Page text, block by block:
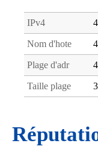
IPv4
Nom d'hote
Plage d'adr
Taille plage